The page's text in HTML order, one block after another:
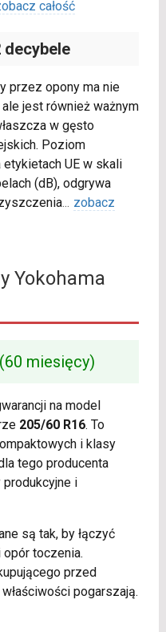
całość
decybele
przez opony ma nie
jest również ważnym
w gęsto
Poziom
etykietach UE w skali
(dB), odgrywa
... zobacz
Yokohama
(60 miesięcy)
na model
205/60 R16. To
i klasy
tego producenta
produkcyjne i
są tak, by łączyć
toczenia.
przed
pogarszają.